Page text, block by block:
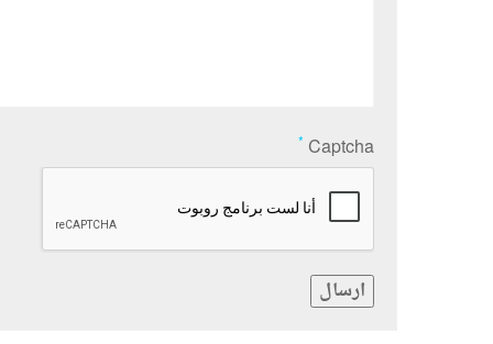
Captcha
*
ارسال